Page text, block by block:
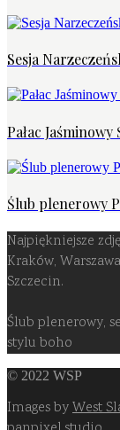
Sesja
Pałac Jaśminowy
Ślub plenerowy
Najpiękniejsze
Kraków,
Szczecin.
Ślub plenerowy,
stylu boho
© 2022 WSP
Images byWest